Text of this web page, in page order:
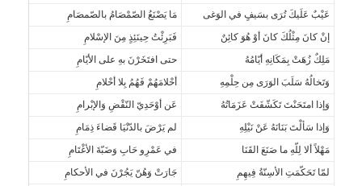
عَيْبٌ عَلَيكَ تُرَى بسَيفٍ في الوَغى
مَا يَصْنَعُ الصّمْصَامُ بالصّمصَامِ
إنْ كانَ مِثْلُكَ كانَ أوْ هُوَ كائِنٌ
فَبَرِئْتُ حِينَئِذٍ مِنَ الإسْلامِ
مَلِكٌ زُهَتْ بِمَكَانِهِ أيّامُهُ
حتى افتَخَرْنَ بهِ على الأيّامِ
وَتَخالُهُ سَلَبَ الوَرَى مِن حِلْمِهِ
أحْلامَهُمْ فَهُمُ بِلا أحْلامِ
وَإذا امتَحَنْتَ تَكَشّفَتْ عَزَمَاتُهُ
عَن أوْحَدِيّ النّقْضِ وَالإبْرامِ
وَإذا سَألْتَ بَنَانَهُ عَنْ نَيْلِهِ
لم يَرْضَ بالدّنْيَا قَضاءَ ذِمَامِ
مَهْلاً ألا لِلّهِ ما صَنَعَ القَنَا
في عَمْرِو حَابِ وَضَبّةَ الأغْتَامِ
لمّا تَحَكّمَتِ الأسِنّةُ فِيهِمِ
جَارَتْ وَهُنّ يَجُرْنَ في الأحكامِ